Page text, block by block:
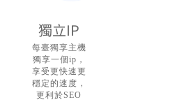
獨立IP
每臺獨享主機
獨享一個ip，
享受更快速更
穩定的速度，
更利於SEO